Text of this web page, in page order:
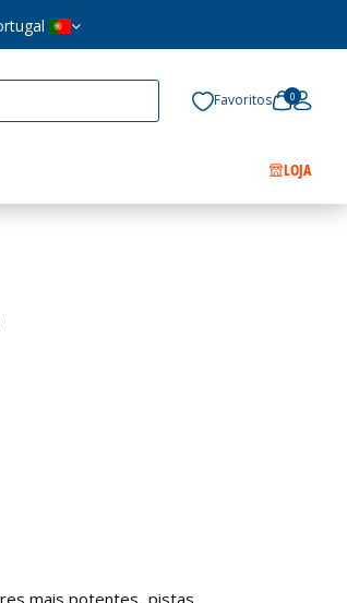
Favoritos 0
LOJA
mais potentes, pistas